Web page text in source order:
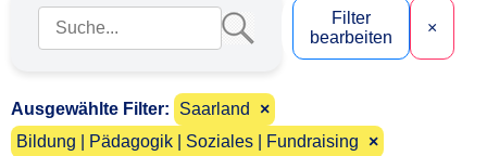
Suchbegriff eingeben
Filter
bearbeiten
×
Ausgewählte Filter: Saarland
×
Bildung | Pädagogik | Soziales | Fundraising ×